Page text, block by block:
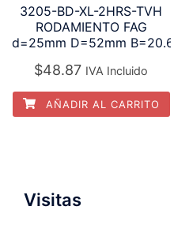
3205-BD-XL-2HRS-TVH
RODAMIENTO FAG
d=25mm D=52mm B=20.6mm
$48.87 IVA Incluido
AÑADIR AL CARRITO
Visitas